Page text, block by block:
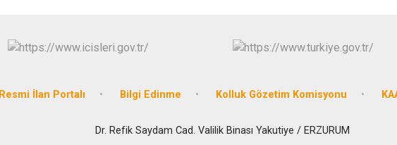
Resmi İlan Portalı Bilgi Edinme Kolluk Gözetim Komisyonu
Dr. Refik Saydam Cad. Valilik Binası Yakutiye / ERZURUM